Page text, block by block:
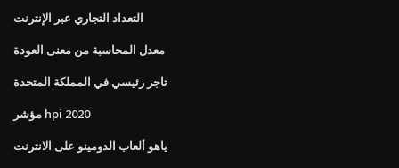
التعداد التجاري عبر الإنترنت
معدل المحاسبة من معنى العودة
تاجر رئيسي في المملكة المتحدة
مؤشر hpi 2020
ياهو ألعاب الدومينو على الانترنت